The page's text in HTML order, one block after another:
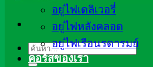
ค้นหา:
อยู่ไฟเดลิเวอรี่
อยู่ไฟหลังคลอด
อยู่ไฟเรือนรดารมย์
คอร์สของเรา